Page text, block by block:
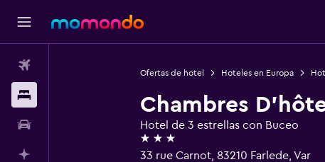
Ofertas de hotel Hoteles en Europa
Chambres
Hotel de 3 estrellas con Buceo
3 estrellas
33 rue Carnot, 83210 Farlede, Var